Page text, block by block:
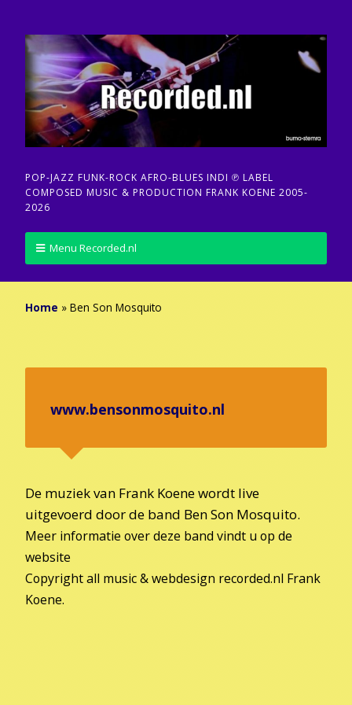
POP-JAZZ FUNK-ROCK AFRO-BLUES INDI ℗ LABEL
COMPOSED MUSIC & PRODUCTION FRANK KOENE 2005-
2026
Menu Recorded.nl
Home » Ben Son Mosquito
www.bensonmosquito.nl
De muziek van Frank Koene wordt live
uitgevoerd door de band Ben Son Mosquito.
Meer informatie over deze band vindt u op de
website
Copyright all music & webdesign recorded.nl Frank
Koene.